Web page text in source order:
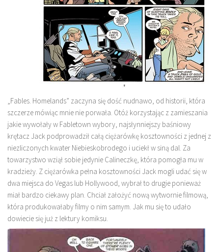
„Fables. Homelands” zaczyna się dość nudnawo, od historii, która
szczerze mówiąc mnie nie porwała. Otóż korzystając z zamieszania
jakie wywołały w Fabletown wybory, najsłynniejszy baśniowy
krętacz Jack podprowadził całą ciężarówkę kosztowności z jednej z
niezliczonych kwater Niebieskobrodego i uciekł w siną dal. Za
towarzystwo wziął sobie jedynie Calineczkę, która pomogła mu w
kradzieży. Z ciężarówka pełna kosztowności Jack mogli udać się w
dwa miejsca do Vegas lub Hollywood, wybrał to drugie ponieważ
miał bardzo ciekawy plan. Chciał założyć nową wytwornie filmową,
która produkowałaby filmy o nim samym. Jak mu się to udało
dowiecie się już z lektury komiksu.